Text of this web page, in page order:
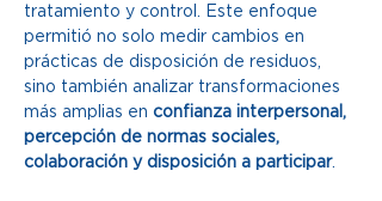
tratamiento y control. Este enfoque
permitió no solo medir cambios en
prácticas de disposición de residuos,
sino también analizar transformaciones
más amplias en confianza interpersonal,
percepción de normas sociales,
colaboración y disposición a participar.